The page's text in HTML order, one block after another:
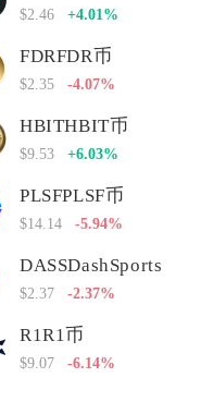
$2.46 +4.01%
FDRFDR币
$2.35 -4.07%
HBITHBIT币
$9.53 +6.03%
PLSFPLSF币
$14.14 -5.94%
DASSDashSports
$2.37 -2.37%
R1R1币
$9.07 -6.14%